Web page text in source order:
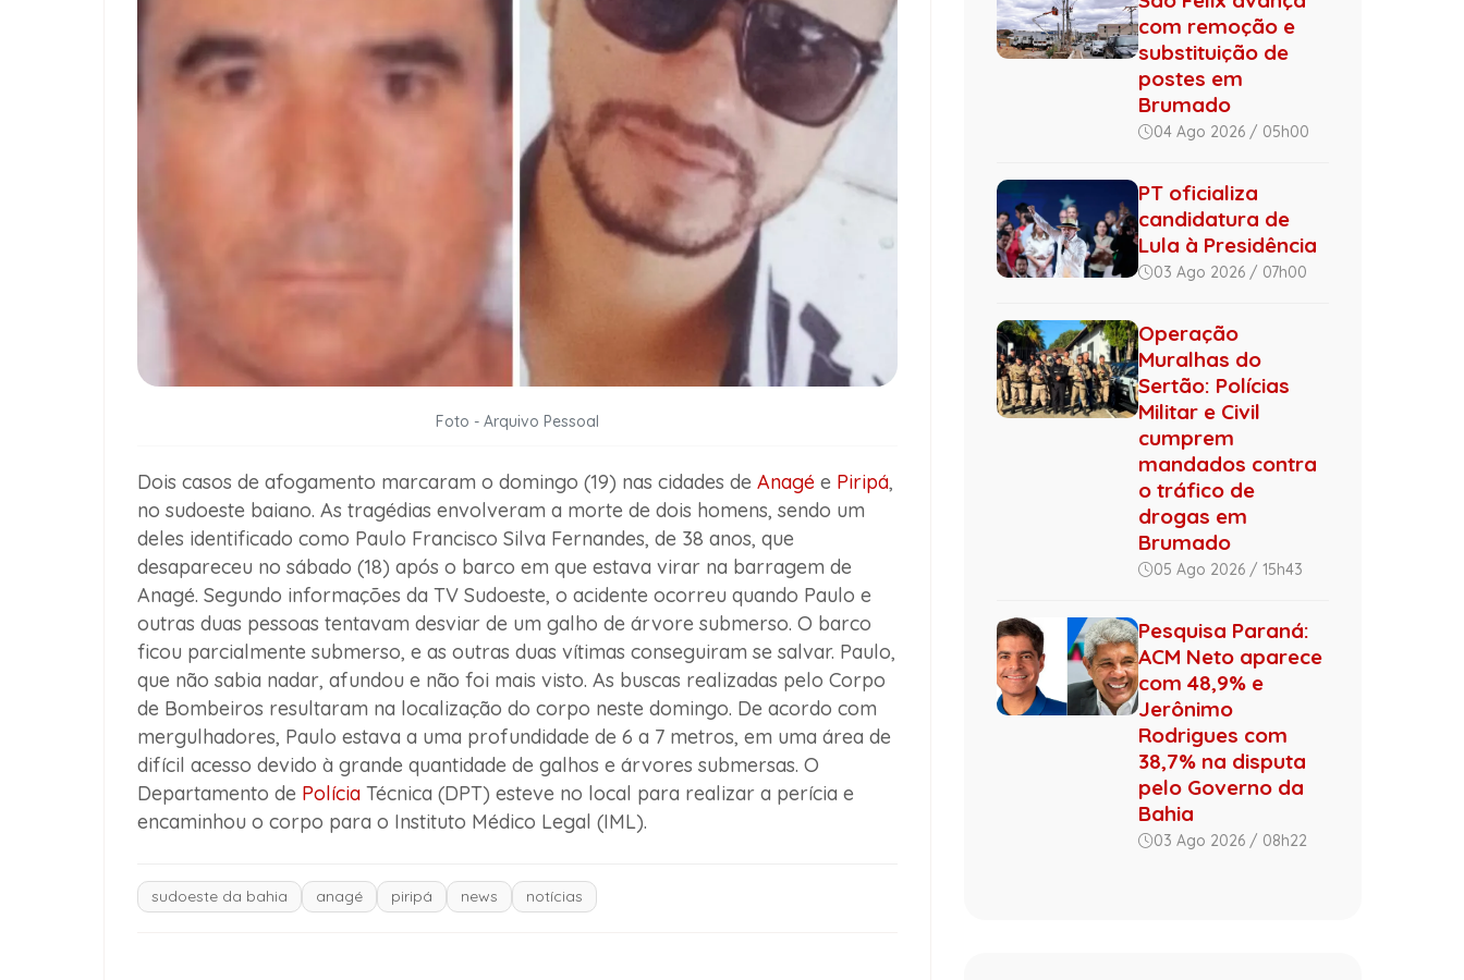
Foto - Arquivo Pessoal
Dois casos de afogamento marcaram o domingo (19) nas cidades de Anagée Piripá,
no sudoeste baiano. As tragédias envolveram a morte de dois homens, sendo um
deles identificado como Paulo Francisco Silva Fernandes, de 38 anos, que
desapareceu no sábado (18) após o barco em que estava virar na barragem de
Anagé. Segundo informações da TV Sudoeste, o acidente ocorreu quando Paulo e
outras duas pessoas tentavam desviar de um galho de árvore submerso. O barco
ficou parcialmente submerso, e as outras duas vítimas conseguiram se salvar. Paulo,
que não sabia nadar, afundou e não foi mais visto. As buscas realizadas pelo Corpo
de Bombeiros resultaram na localização do corpo neste domingo. De acordo com
mergulhadores, Paulo estava a uma profundidade de 6 a 7 metros, em uma área de
difícil acesso devido à grande quantidade de galhos e árvores submersas. O
Departamento de PolíciaTécnica (DPT) esteve no local para realizar a perícia e
encaminhou o corpo para o Instituto Médico Legal (IML).
sudoeste da bahia anagé piripá news notícias
com remoção e
substituição de
postes em
Brumado
04 Ago 2026 / 05h00
PT oficializa
candidatura de
Lula à Presidência
03 Ago 2026 / 07h00
Operação
Muralhas do
Sertão: Polícias
Militar e Civil
cumprem
mandados contra
o tráfico de
drogas em
Brumado
05 Ago 2026 / 15h43
Pesquisa Paraná:
ACM Neto aparece
com 48,9% e
Jerônimo
Rodrigues com
38,7% na disputa
pelo Governo da
Bahia
03 Ago 2026 / 08h22